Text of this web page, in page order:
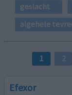
geslacht
algehele
1 2
Efexor